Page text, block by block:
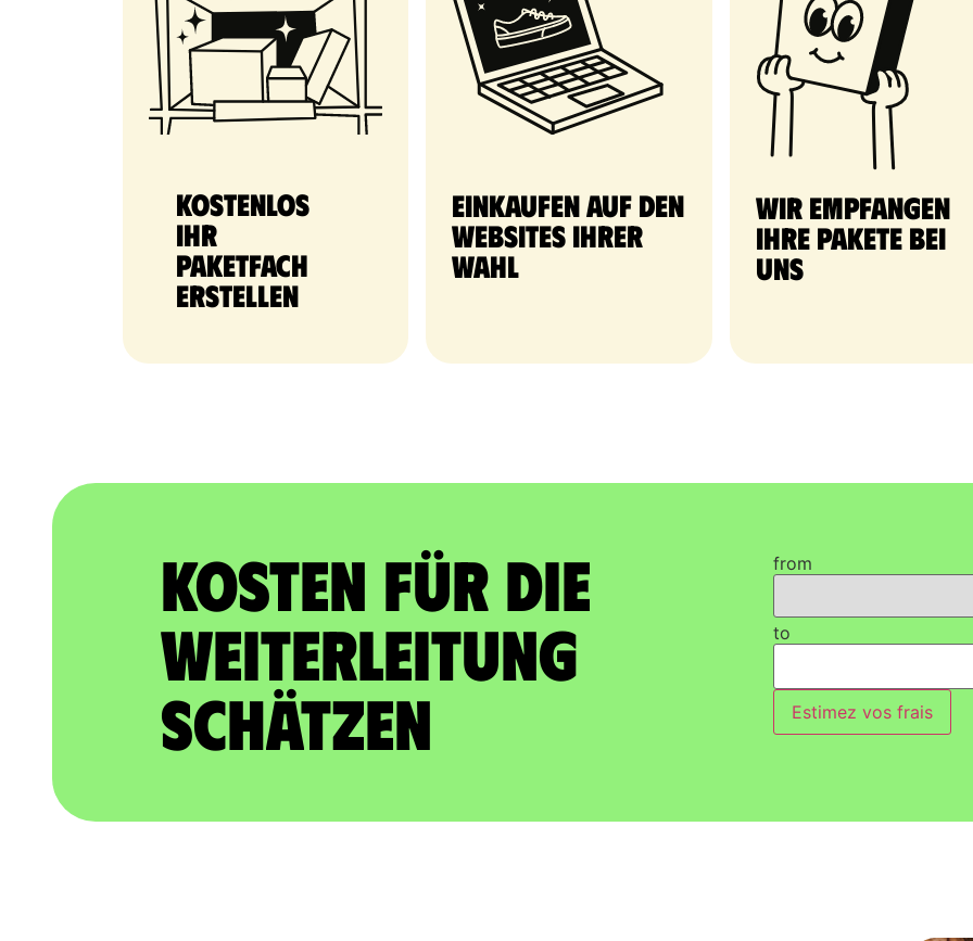
Kostenlos
Ihr
Paketfach
erstellen
Einkaufen auf den
Websites Ihrer
Wahl
Wir empfangen
Ihre Pakete bei
uns
Kosten für die
Weiterleitung
schätzen
from
to
Estimez vos frais